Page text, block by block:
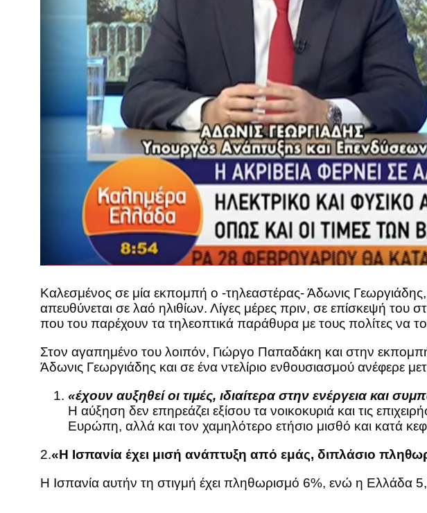
Καλεσμένος σε μία εκπομπή ο -τηλεαστέρας- Άδωνις Γεωργιάδης,
απευθύνεται σε λαό ηλιθίων. Λίγες μέρες πριν, σε επίσκεψή
που του παρέχουν τα τηλεοπτικά παράθυρα με τους πολίτες να
Στον αγαπημένο του λοιπόν, Γιώργο Παπαδάκη και στην
Άδωνις Γεωργιάδης και σε ένα ντελίριο ενθουσιασμού ανέφερε
«έχουν αυξηθεί οι τιμές, ιδιαίτερα στην ενέργεια και
Η αύξηση δεν επηρεάζει εξίσου τα νοικοκυριά και τις
Ευρώπη, αλλά και τον χαμηλότερο ετήσιο μισθό και κατά
2.«Η Ισπανία έχει μισή ανάπτυξη από εμάς, διπλάσιο
Η Ισπανία αυτήν τη στιγμή έχει πληθωρισμό 6%, ενώ η Ελλάδα